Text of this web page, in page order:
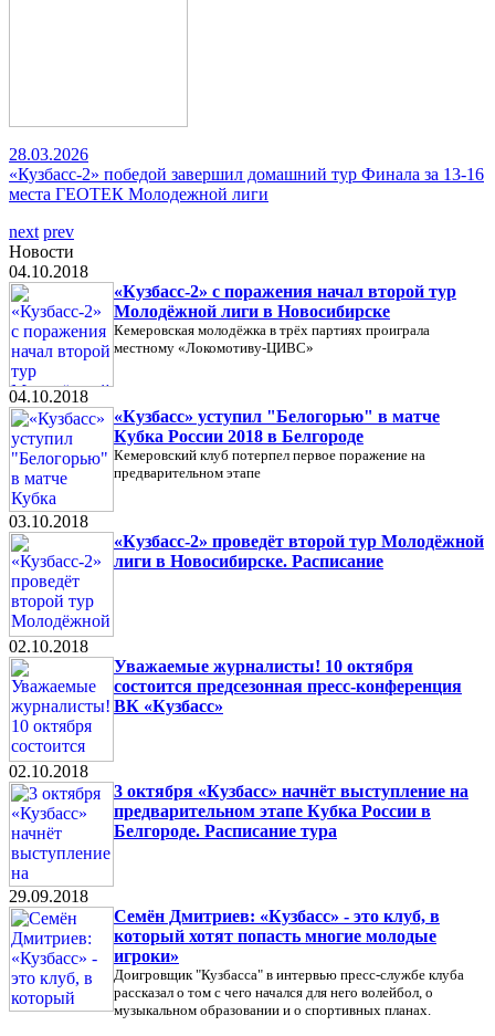
28.03.2026
«Кузбасс-2» победой завершил домашний тур Финала за 13-16
места ГЕОТЕК Молодежной лиги
next prev
Новости
04.10.2018
«Кузбасс-2» с поражения начал второй тур
Молодёжной лиги в Новосибирске
Кемеровская молодёжка в трёх партиях проиграла
местному «Локомотиву-ЦИВС»
04.10.2018
«Кузбасс» уступил "Белогорью" в матче
Кубка России 2018 в Белгороде
Кемеровский клуб потерпел первое поражение на
предварительном этапе
03.10.2018
«Кузбасс-2» проведёт второй тур Молодёжной
лиги в Новосибирске. Расписание
02.10.2018
Уважаемые журналисты! 10 октября
состоится предсезонная пресс-конференция
ВК «Кузбасс»
02.10.2018
3 октября «Кузбасс» начнёт выступление на
предварительном этапе Кубка России в
Белгороде. Расписание тура
29.09.2018
Семён Дмитриев: «Кузбасс» - это клуб, в
который хотят попасть многие молодые
игроки»
Доигровщик "Кузбасса" в интервью пресс-службе клуба
рассказал о том с чего начался для него волейбол, о
музыкальном образовании и о спортивных планах.